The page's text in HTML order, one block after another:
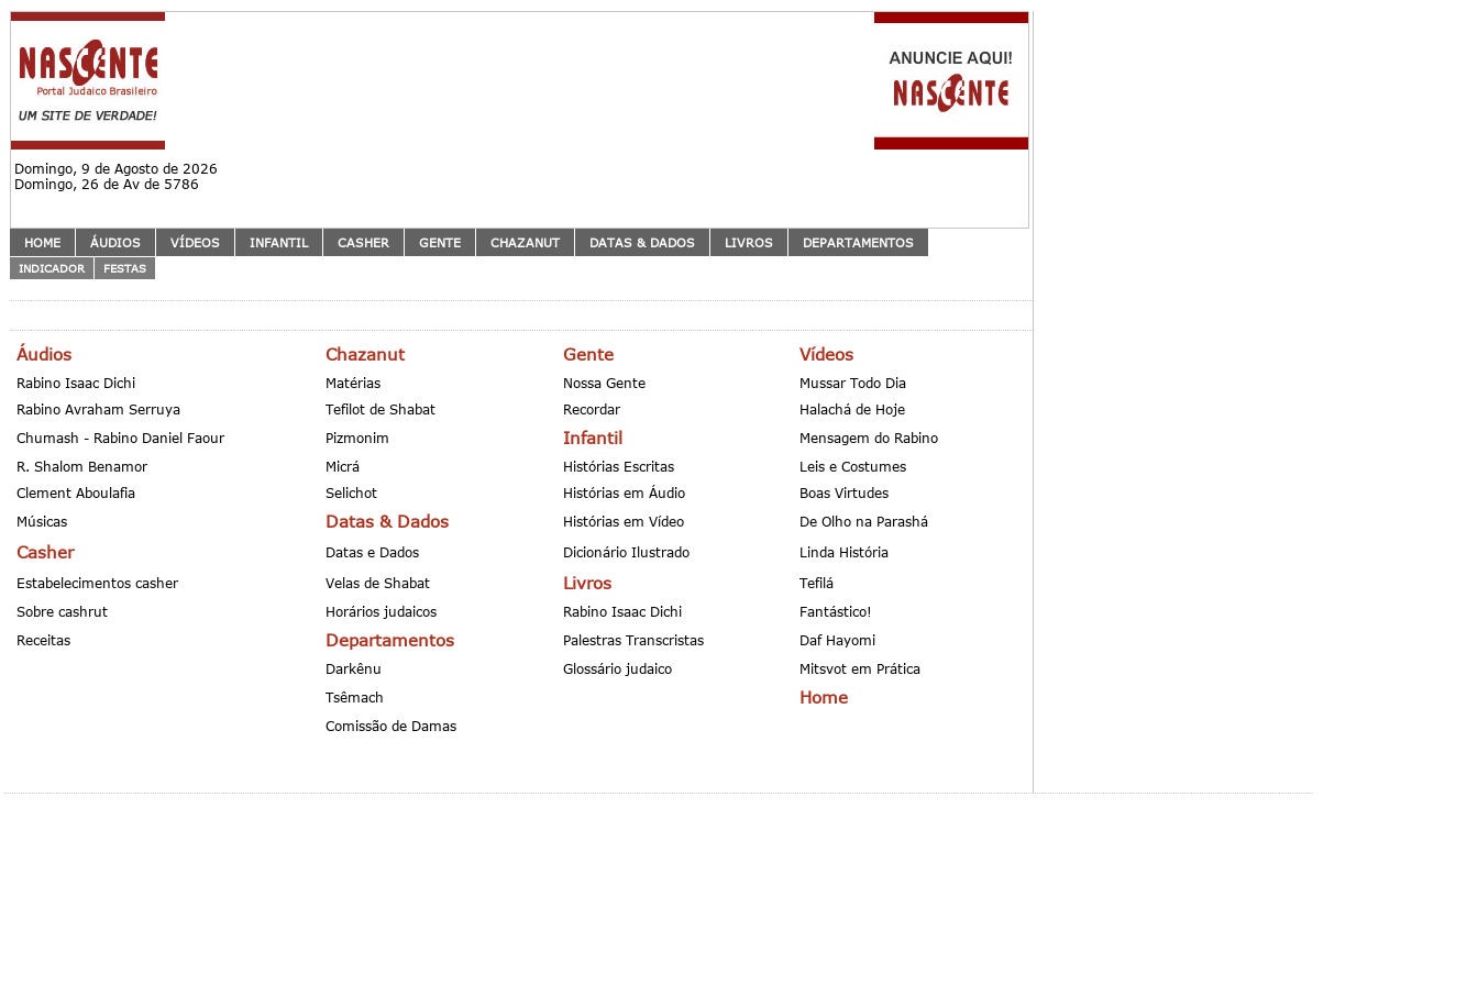
Domingo, 9 de Agosto de 2026
Domingo, 26 de Av de 5786
HOME ÁUDIOS VÍDEOS INFANTIL CASHER GENTE CHAZANUT DATAS & DADOS LIVROS DEPARTAMENTOS
INDICADOR FESTAS
Áudios Chazanut Gente Vídeos
Rabino Isaac Dichi Matérias Nossa Gente
Mussar Todo Dia
Rabino Avraham Serruya
Tefilot de Shabat Recordar
Halachá de Hoje
Chumash - Rabino Daniel Faour
Pizmonim Infantil
Mensagem do Rabino
R. Shalom Benamor
Micrá Histórias Escritas
Leis e Costumes
Clement Aboulafia
Selichot Histórias em Áudio
Boas Virtudes
Músicas
Datas & Dados Histórias em Vídeo De Olho na Parashá
Casher Datas e Dados Dicionário Ilustrado
Linda História
Estabelecimentos casher
Velas de Shabat Livros
Tefilá
Sobre cashrut
Horários judaicos Rabino Isaac Dichi
Fantástico!
Receitas
Departamentos Palestras Transcristas
Daf Hayomi
Darkênu
Glossário judaico
Mitsvot em Prática
Tsêmach
Home
Comissão de Damas